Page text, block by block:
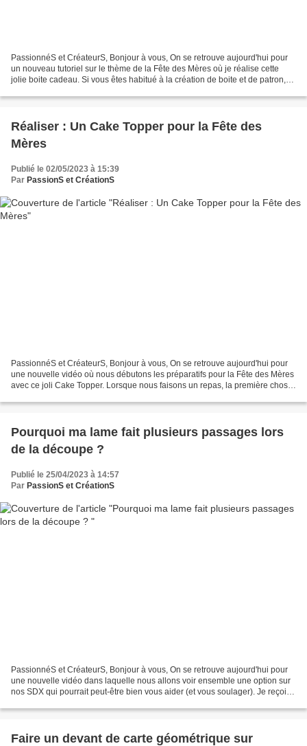
PassionnéS et CréateurS, Bonjour à vous, On se retrouve aujourd'hui pour
un nouveau tutoriel sur le thème de la Fête des Mères où je réalise cette
jolie boite cadeau. Si vous êtes habitué à la création de boite et de patron,
Réaliser : Un Cake Topper pour la Fête des
Mères
Publié le 02/05/2023 à 15:39
Par PassionS et CréationS
PassionnéS et CréateurS, Bonjour à vous, On se retrouve aujourd'hui pour
une nouvelle vidéo où nous débutons les préparatifs pour la Fête des Mères
avec ce joli Cake Topper. Lorsque nous faisons un repas, la première chose
Pourquoi ma lame fait plusieurs passages lors
de la découpe ?
Publié le 25/04/2023 à 14:57
Par PassionS et CréationS
PassionnéS et CréateurS, Bonjour à vous, On se retrouve aujourd'hui pour
une nouvelle vidéo dans laquelle nous allons voir ensemble une option sur
nos SDX qui pourrait peut-être bien vous aider (et vous soulager). Je reçois
Faire un devant de carte géométrique sur